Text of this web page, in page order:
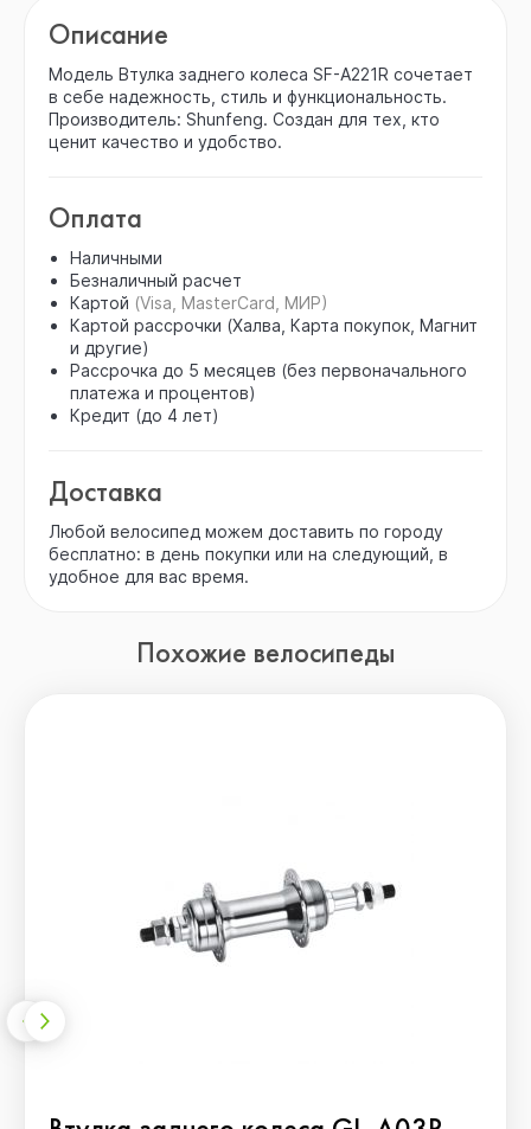
Описание
Модель Втулка заднего колеса SF-A221R сочетает
в себе надежность, стиль и функциональность.
Производитель: Shunfeng. Создан для тех, кто
ценит качество и удобство.
Оплата
Наличными
Безналичный расчет
Картой (Visa, MasterCard, МИР)
Картой рассрочки (Халва, Карта покупок, Магнит
и другие)
Рассрочка до 5 месяцев (без первоначального
платежа и процентов)
Кредит (до 4 лет)
Доставка
Любой велосипед можем доставить по городу
бесплатно: в день покупки или на следующий, в
удобное для вас время.
Похожие велосипеды